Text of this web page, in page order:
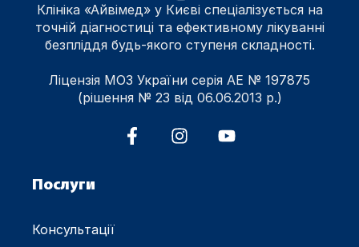
Клініка «Айвімед» у Києві спеціалізується на
точній діагностиці та ефективному лікуванні
безпліддя будь-якого ступеня складності.
Ліцензія МОЗ України серія АЕ № 197875
(рішення № 23 від 06.06.2013 р.)
Послуги
Консультації